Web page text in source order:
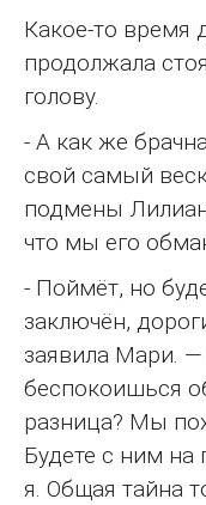
Какое-то время
продолжала
голову.
- А как же
свой самый
подмены
что мы его
- Поймёт, но
заключён,
заявила Мари. —
беспокоишься
разница? Мы
Будете с ним на
я. Общая тайна